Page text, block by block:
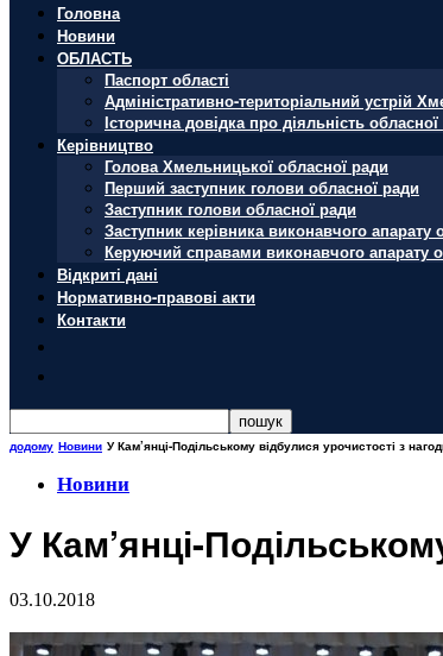
Головна
Новини
ОБЛАСТЬ
Паспорт області
Адміністративно-територіальний устрій
Історична довідка про діяльність
Керівництво
Голова Хмельницької обласної ради
Перший заступник голови обласної ради
Заступник голови обласної ради
Заступник керівника виконавчого апарату
Керуючий справами виконавчого апарату
Відкриті дані
Нормативно-правові акти
Контакти
додому Новини У Кам’янці-Подільському відбулися урочистості з
Новини
У Кам’янці-
03.10.2018